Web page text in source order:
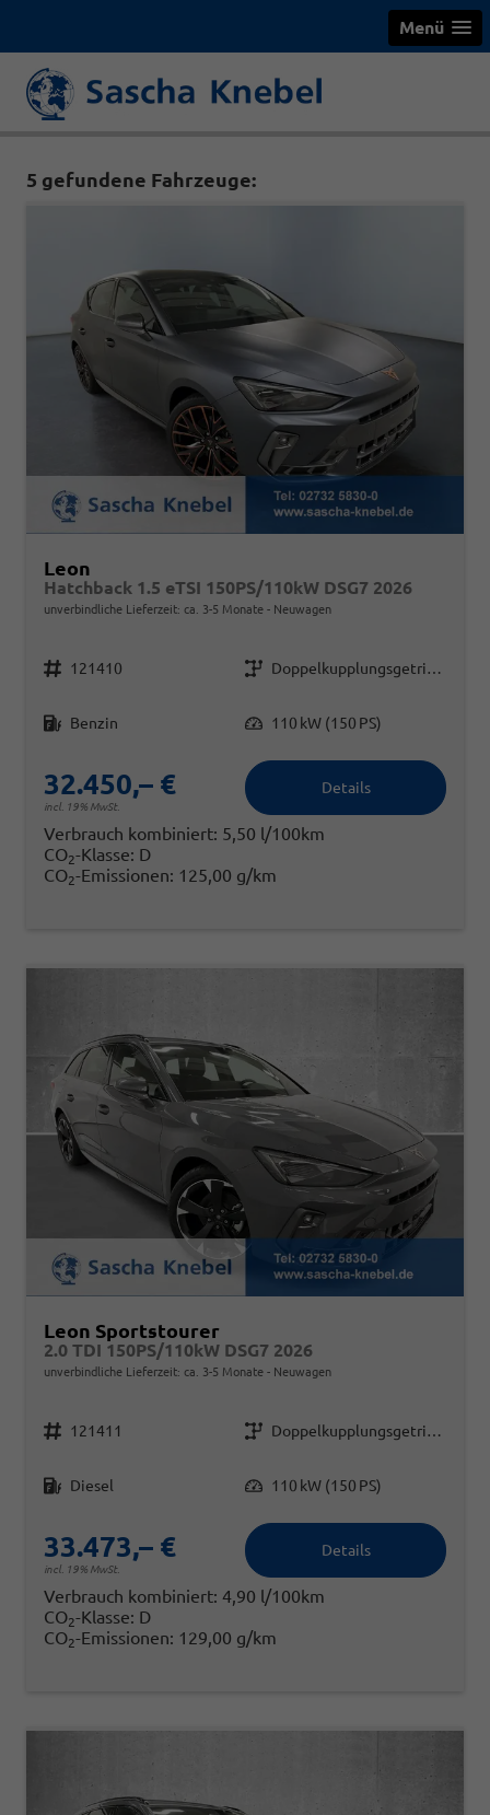
Menü
5 gefundene Fahrzeuge:
Leon
Hatchback 1.5 eTSI 150PS/110kW DSG7 2026
unverbindliche Lieferzeit: ca. 3-5 Monate Neuwagen
121410
Doppelkupplungsgetriebe (DSG)
Benzin
110 kW (150 PS)
32.450,– €
incl. 19% MwSt.
Details
Verbrauch kombiniert: 5,50 l/100km
CO2-Klasse: D
CO2-Emissionen: 125,00 g/km
Leon Sportstourer
2.0 TDI 150PS/110kW DSG7 2026
unverbindliche Lieferzeit: ca. 3-5 Monate Neuwagen
121411
Doppelkupplungsgetriebe (DSG)
Diesel
110 kW (150 PS)
33.473,– €
incl. 19% MwSt.
Details
Verbrauch kombiniert: 4,90 l/100km
CO2-Klasse: D
CO2-Emissionen: 129,00 g/km